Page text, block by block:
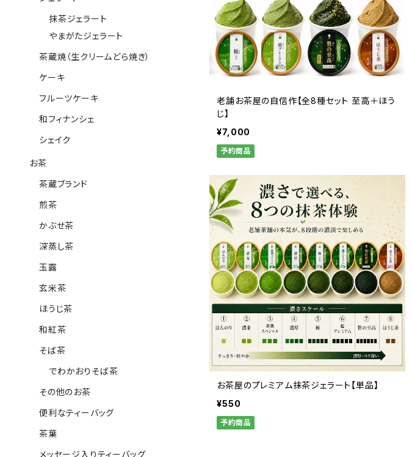
老舗お茶屋の自信作【全8種セット 至高＋ほう
じ】
¥7,000
予約商品
お茶屋のプレミアム抹茶ジェラート【単品】
¥550
予約商品
抹茶ジェラート
やまがたジェラート
茶蔵焼（生クリームどら焼き）
ケーキ
フルーツケーキ
和フィナンシェ
シェイク
お茶
茶蔵ブランド
煎茶
かぶせ茶
深蒸し茶
玉露
玄米茶
ほうじ茶
和紅茶
そば茶
でわかおりそば茶
その他のお茶
便利なティーバッグ
茶葉
メッセージ入りティーバッグ